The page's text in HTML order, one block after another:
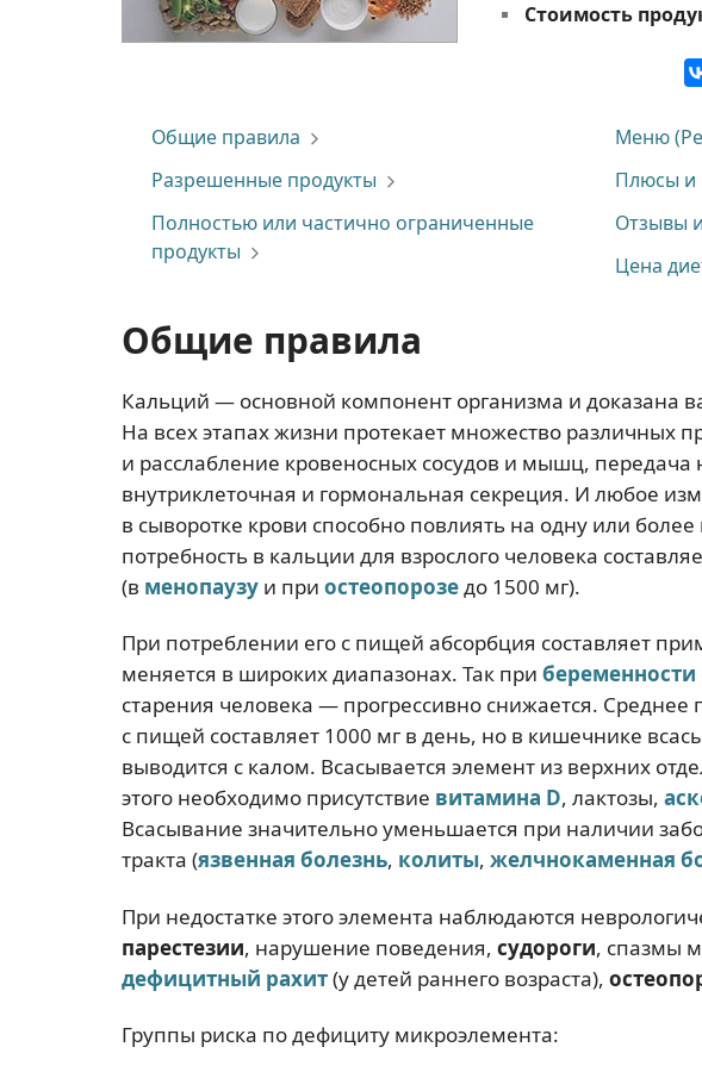
Стоимость
Общие правила
Разрешенные продукты
Полностью или частично ограниченные
продукты
Меню
Плюсы и
Отзывы
Цена
Общие правила
Кальций — основной компонент организма и доказана
На всех этапах жизни протекает множество различных
и расслабление кровеносных сосудов и мышц, передача
внутриклеточная и гормональная секреция. И любое
в сыворотке крови способно повлиять на одну или
потребность в кальции для взрослого человека
(в менопаузу и при остеопорозедо 1500 мг).
При потреблении его с пищей абсорбция составляет
меняется в широких диапазонах. Так при беременности
старения человека — прогрессивно снижается. Среднее
с пищей составляет 1000 мг в день, но в кишечнике
выводится с калом. Всасывается элемент из верхних
этого необходимо присутствие витамина D, лактозы,
Всасывание значительно уменьшается при наличии
тракта (язвенная болезнь, колиты, желчнокаменная
При недостатке этого элемента наблюдаются
парестезии, нарушение поведения, судороги, спазмы
дефицитный рахит(у детей раннего возраста),
Группы риска по дефициту микроэлемента: